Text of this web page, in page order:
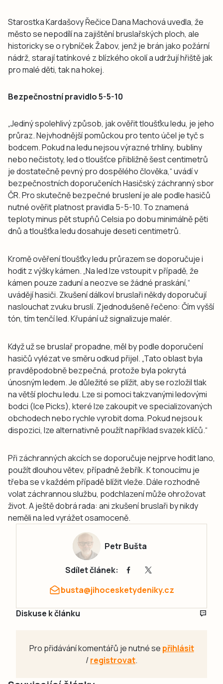
Starostka Kardašovy Řečice Dana Machová uvedla, že
město se nepodílí na zajištění bruslařských ploch, ale
historicky se o rybníček Žabov, jenž je brán jako požární
nádrž, starají tatínkové z blízkého okolí a udržují hřiště jak
pro malé děti, tak na hokej.
Bezpečnostní pravidlo 5-5-10
„Jediný spolehlivý způsob, jak ověřit tloušťku ledu, je jeho
průraz. Nejvhodnější pomůckou pro tento účel je tyč s
bodcem. Pokud na ledu nejsou výrazné trhliny, bubliny
nebo nečistoty, led o tloušťce přibližně šest centimetrů
je dostatečně pevný pro dospělého člověka,“ uvádí v
bezpečnostních doporučeních Hasičský záchranný sbor
ČR. Pro skutečně bezpečné bruslení je ale podle hasičů
nutné ověřit platnost pravidla 5-5-10. To znamená
teploty minus pět stupňů Celsia po dobu minimálně pěti
dnů a tloušťka ledu dosahuje deseti centimetrů.
Kromě ověření tloušťky ledu průrazem se doporučuje i
hodit z výšky kámen. „Na led lze vstoupit v případě, že
kámen pouze zaduní a neozve se žádné praskání,“
uvádějí hasiči. Zkušení dálkoví bruslaři někdy doporučují
naslouchat zvuku bruslí. Zjednodušeně řečeno: Čím vyšší
tón, tím tenčí led. Křupání už signalizuje malér.
Když už se bruslař propadne, měl by podle doporučení
hasičů vylézat ve směru odkud přijel. „Tato oblast byla
pravděpodobně bezpečná, protože byla pokrytá
únosným ledem. Je důležité se plížit, aby se rozložil tlak
na větší plochu ledu. Lze si pomoci takzvanými ledovými
bodci (Ice Picks), které lze zakoupit ve specializovaných
obchodech nebo rychle vyrobit doma. Pokud nejsou k
dispozici, lze alternativně použít například svazek klíčů.“
Při záchranných akcích se doporučuje nejprve hodit lano,
použít dlouhou větev, případně žebřík. K tonoucímu je
třeba se v každém případě blížit vleže. Dále rozhodně
volat záchrannou službu, podchlazení může ohrožovat
život. A ještě dobrá rada: ani zkušení bruslaři by nikdy
neměli na led vyrážet osamoceně.
Petr Bušta
Sdílet článek:
busta@jihocesketydeniky.cz
Diskuse k článku
Pro přidávání komentářů je nutné se přihlásit
/registrovat.